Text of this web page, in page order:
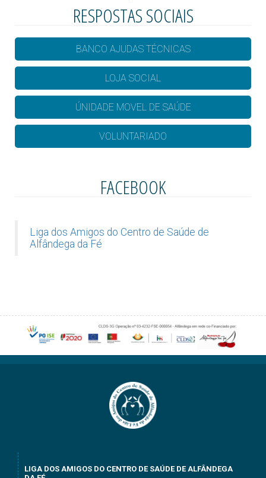
RESPOSTAS SOCIAIS
BANCO AJUDAS TÉCNICAS
LOJA SOCIAL
ÚNIDADE MOVEL DE SAÚDE
VOLUNTARIADO
FACEBOOK
Liga dos Amigos do Centro de Saúde de
Alfândega da Fé
LIGA DOS AMIGOS DO CENTRO DE SAÚDE DE ALFÂNDEGA